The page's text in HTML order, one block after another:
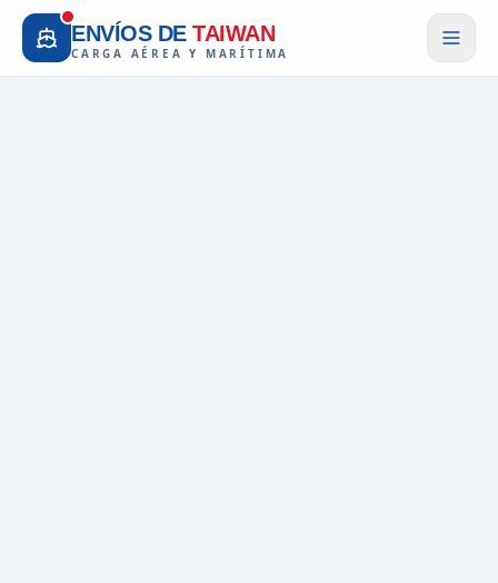
ENVÍOS DE TAIWAN
CARGA AÉREA Y MARÍTIMA